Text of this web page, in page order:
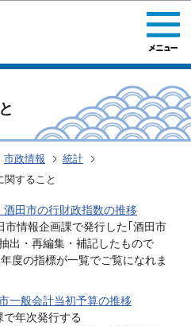
の本文へ移動
市政情報
統計
関すること
酒田市の行財政指数の推移
情報企画課で発行した｢酒田市
出・再編集・補記したもので
度の指標が一覧でご覧になれま
一般会計当初予算の推移
年次発行する